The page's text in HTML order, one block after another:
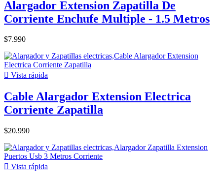
Alargador Extension Zapatilla De
Corriente Enchufe Multiple - 1.5 Metros
$7.990
 Vista rápida
Cable Alargador Extension Electrica
Corriente Zapatilla
$20.990
 Vista rápida